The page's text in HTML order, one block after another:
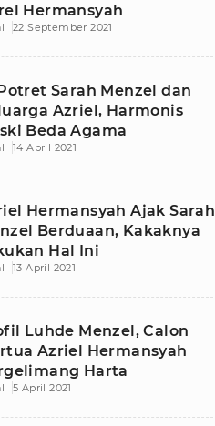
Hermansyah
22 September 2021
Sarah Menzel dan
Azriel, Harmonis
Beda Agama
14 April 2021
Hermansyah Ajak Sarah
Berduaan, Kakaknya
Hal Ini
13 April 2021
Luhde Menzel, Calon
Azriel Hermansyah
Harta
5 April 2021